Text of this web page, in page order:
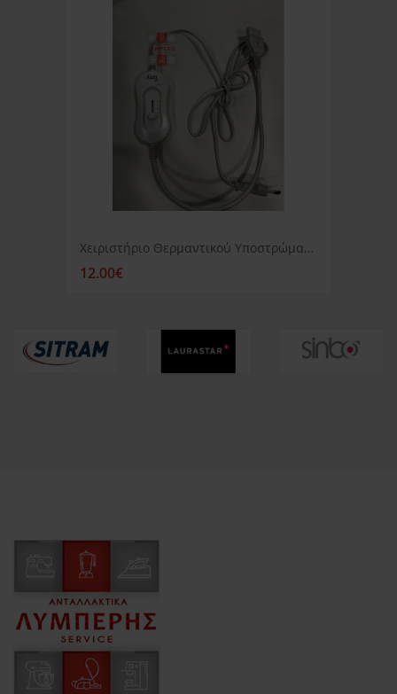
Χειριστήριο Θερμαντικού Υποστρώματος ΙΖΖΥ
12.00€